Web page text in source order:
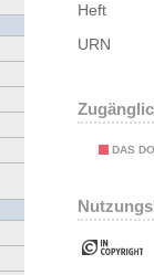
Heft
URN
DAS